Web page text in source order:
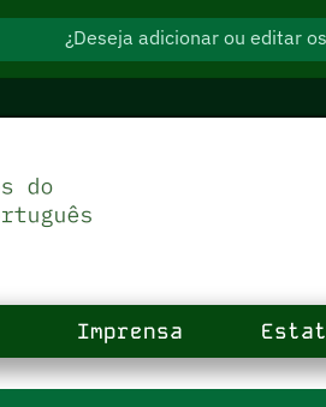
¿Deseja adicionar ou editar
Imprensa